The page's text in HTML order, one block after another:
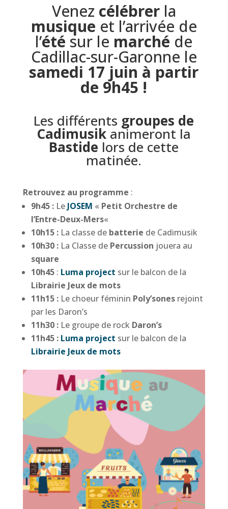
Venez célébrerla
musique et l’arrivée de
l’été sur le marché de
Cadillac-sur-Garonne le
samedi 17 juin à partir
de 9h45 !
Les différents groupes de
Cadimusik animeront la
Bastide lors de cette
matinée.
Retrouvez au programme :
9h45 :Le JOSEM « Petit Orchestre de
l’Entre-Deux-Mers«
10h15 :La classe de batterie de Cadimusik
10h30 :La Classe de Percussion jouera au
square
10h45: Luma project sur le balcon de la
Librairie Jeux de mots
11h15 :Le choeur féminin Poly’sonesrejoint
par les Daron’s
11h30 :Le groupe de rock Daron’s
11h45 : Luma project sur le balcon de la
Librairie Jeux de mots